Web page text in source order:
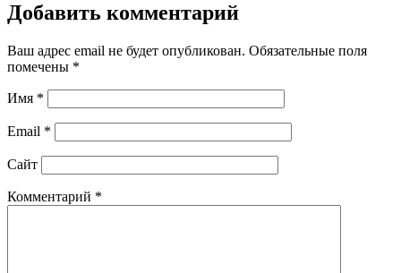
Добавить комментарий
Ваш адрес email не будет опубликован. Обязательные поля
помечены *
Имя *
Email *
Сайт
Комментарий *